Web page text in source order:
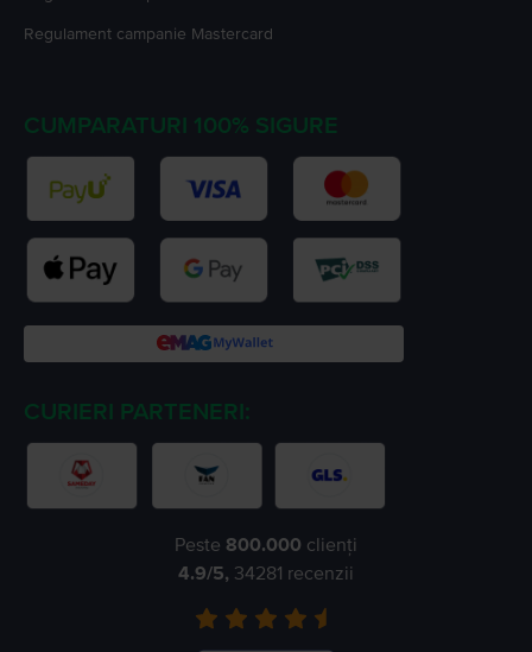
Regulament campanie Mastercard
CUMPARATURI 100% SIGURE
CURIERI PARTENERI:
Peste 800.000 clienți
4.9/5, 34281 recenzii